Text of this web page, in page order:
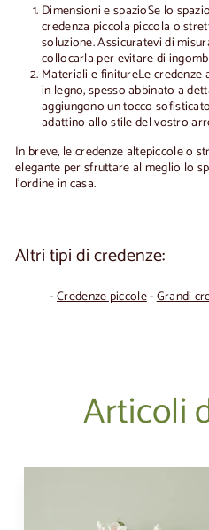
Dimensioni e spazioSe lo
credenza piccola piccola o
soluzione. Assicuratevi di
collocarla per evitare di
Materiali e finitureLe
in legno, spesso abbinato a
aggiungono un tocco
adattino allo stile del vostro
In breve, lecredenze altepiccole o
elegante per sfruttare al meglio lo
l'ordine in casa.
Altri tipi di credenze:
-Credenze piccole-Grandi
Articoli